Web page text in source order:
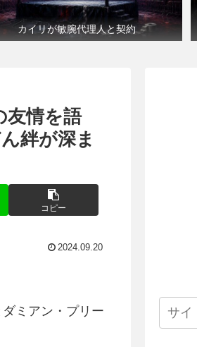
カイリが敏腕代理人と契約
友情を語
絆が深ま
コピー
2024.09.20
ミアン・プリー